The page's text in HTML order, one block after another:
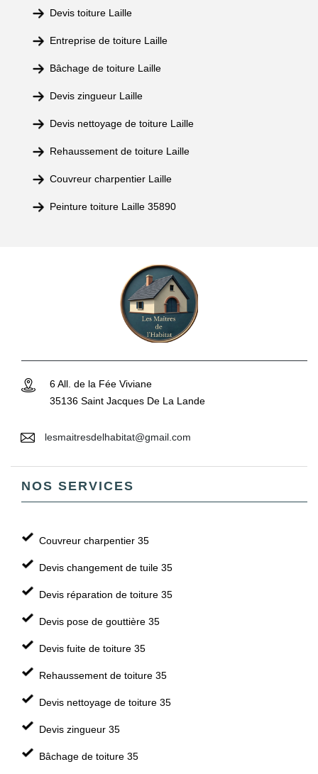
Devis toiture Laille
Entreprise de toiture Laille
Bâchage de toiture Laille
Devis zingueur Laille
Devis nettoyage de toiture Laille
Rehaussement de toiture Laille
Couvreur charpentier Laille
Peinture toiture Laille 35890
6 All. de la Fée Viviane
35136 Saint Jacques De La Lande
lesmaitresdelhabitat@gmail.com
NOS SERVICES
Couvreur charpentier 35
Devis changement de tuile 35
Devis réparation de toiture 35
Devis pose de gouttière 35
Devis fuite de toiture 35
Rehaussement de toiture 35
Devis nettoyage de toiture 35
Devis zingueur 35
Bâchage de toiture 35